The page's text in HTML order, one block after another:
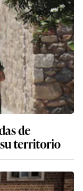
de
su territorio